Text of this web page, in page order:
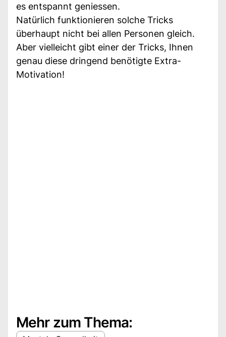
es entspannt geniessen.
Natürlich funktionieren solche Tricks
überhaupt nicht bei allen Personen gleich.
Aber vielleicht gibt einer der Tricks, Ihnen
genau diese dringend benötigte Extra-
Motivation!
Mehr zum Thema: